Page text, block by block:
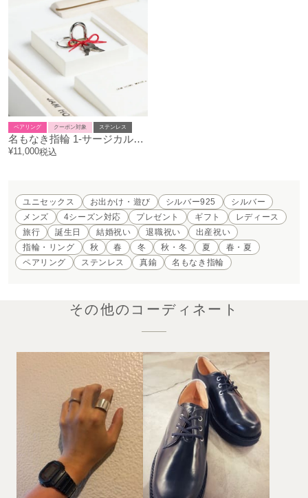
名もなき指輪 1-サージカルステンレス / 1サイズ
ペアリング クーポン対象 ステンレス
¥11,000税込
ユニセックス お出かけ・遊び シルバー925
シルバー
メンズ
4シーズン対応 プレゼント ギフト
レディース
旅行
誕生日 結婚祝い 退職祝い
出産祝い
指輪・リング
秋 春 冬 秋・冬 夏
春・夏
ペアリング
ステンレス 真鍮 名もなき指輪
その他のコーディネート